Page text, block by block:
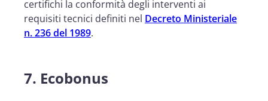
certifichi la conformità degli interventi ai
requisiti tecnici definiti nel Decreto Ministeriale
n. 236 del 1989.
7. Ecobonus